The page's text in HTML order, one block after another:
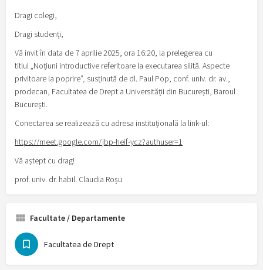
Dragi colegi,
Dragi studenți,
Vă invit în data de 7 aprilie 2025, ora 16:20, la prelegerea cu
titlul „Noțiuni introductive referitoare la executarea silită. Aspecte
privitoare la poprire”, susținută de dl. Paul Pop, conf. univ. dr. av.,
prodecan, Facultatea de Drept a Universității din București, Baroul
București.
Conectarea se realizează cu adresa instituțională la link-ul:
https://meet.google.com/jbp-heif-ycz?authuser=1
Vă aștept cu drag!
prof. univ. dr. habil. Claudia Roșu
Facultate / Departamente
Facultatea de Drept